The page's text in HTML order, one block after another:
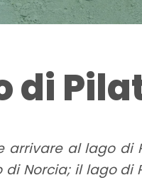
di
arrivare al lago di
di Norcia; il lago di